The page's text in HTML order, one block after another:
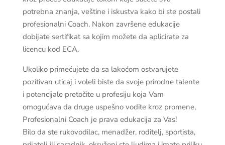
potrebna znanja, veštine i iskustva kako bi ste postali
profesionalni Coach. Nakon završene edukacije
dobijate sertifikat sa kojim možete da aplicirate za
licencu kod ECA.
Ukoliko primećujete da sa lakoćom ostvarujete
pozitivan uticaj i voleli biste da svoje prirodne talente
i potencijale pretočite u profesiju koja Vam
omogućava da druge uspešno vodite kroz promene,
Profesionalni Coach je prava edukacija za Vas!
Bilo da ste rukovodilac, menadžer, roditelj, sportista,